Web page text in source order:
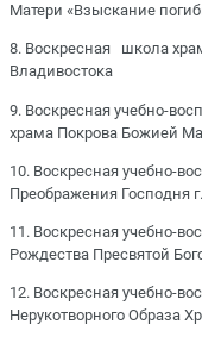
Матери «Взыскание
8. Воскресная школа
Владивостока
9. Воскресная учебно-
храма Покрова Божией
10. Воскресная учебно-
Преображения Господня
11. Воскресная учебно-
Рождества Пресвятой
12. Воскресная учебно-
Нерукотворного Образа